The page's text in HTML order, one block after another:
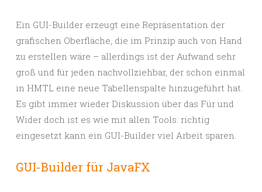
Ein GUI-Builder erzeugt eine Repräsentation der
grafischen Oberfläche, die im Prinzip auch von Hand
zu erstellen wäre – allerdings ist der Aufwand sehr
groß und für jeden nachvollziehbar, der schon einmal
in HMTL eine neue Tabellenspalte hinzugeführt hat.
Es gibt immer wieder Diskussion über das Für und
Wider doch ist es wie mit allen Tools: richtig
eingesetzt kann ein GUI-Builder viel Arbeit sparen.
GUI-Builder für JavaFX